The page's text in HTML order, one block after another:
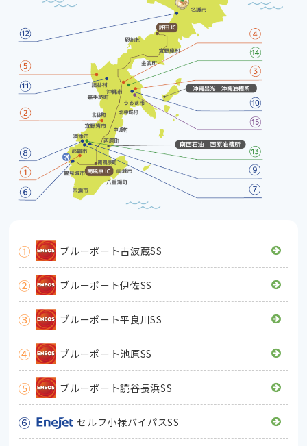
① ブルーポート古波蔵SS
② ブルーポート伊佐SS
③ ブルーポート平良川SS
④ ブルーポート池原SS
⑤ ブルーポート読谷長浜SS
⑥ セルフ小禄バイパスSS